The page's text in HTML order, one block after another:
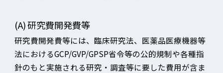
(A)研究費開発費等
研究費開発費等には、臨床研究法、医薬品医療機器等
法におけるGCP/GVP/GPSP省令等の公的規制や各種指
針のもと実施される研究・調査等に要した費用が含ま